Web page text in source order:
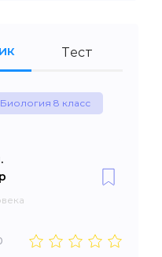
Тест
Биология 8 класс